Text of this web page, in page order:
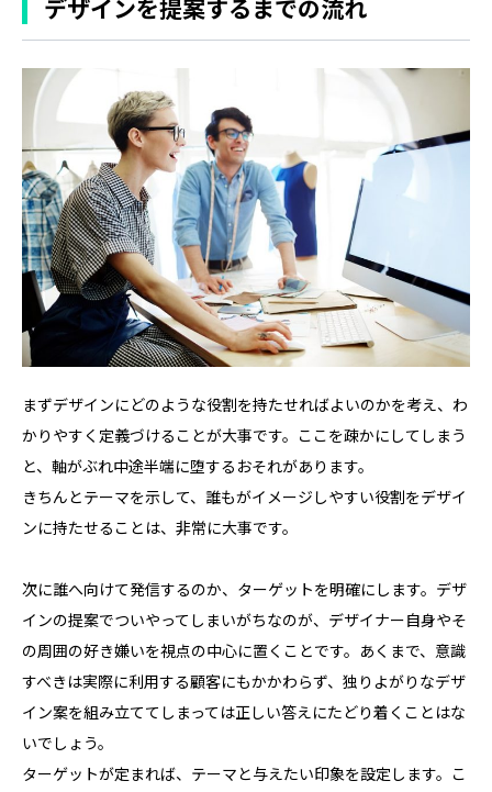
デザインを提案するまでの流れ
まずデザインにどのような役割を持たせればよいのかを考え、わ
かりやすく定義づけることが大事です。ここを疎かにしてしまう
と、軸がぶれ中途半端に堕するおそれがあります。
きちんとテーマを示して、誰もがイメージしやすい役割をデザイ
ンに持たせることは、非常に大事です。
次に誰へ向けて発信するのか、ターゲットを明確にします。デザ
インの提案でついやってしまいがちなのが、デザイナー自身やそ
の周囲の好き嫌いを視点の中心に置くことです。あくまで、意識
すべきは実際に利用する顧客にもかかわらず、独りよがりなデザ
イン案を組み立ててしまっては正しい答えにたどり着くことはな
いでしょう。
ターゲットが定まれば、テーマと与えたい印象を設定します。こ